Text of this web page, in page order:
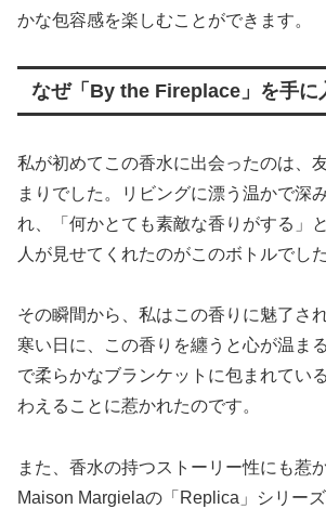
かな包容感を楽しむことができます。
なぜ「By the Fireplace」を手に
私が初めてこの香水に出会ったのは、
まりでした。リビングに漂う温かで深
れ、「何かとても素敵な香りがする」
人が見せてくれたのがこのボトルでした
その瞬間から、私はこの香りに魅了さ
寒い日に、この香りを纏うと心が温ま
で柔らかなブランケットに包まれてい
わえることに惹かれたのです。
また、香水の持つストーリー性にも惹
Maison Margielaの「Replica」シリー